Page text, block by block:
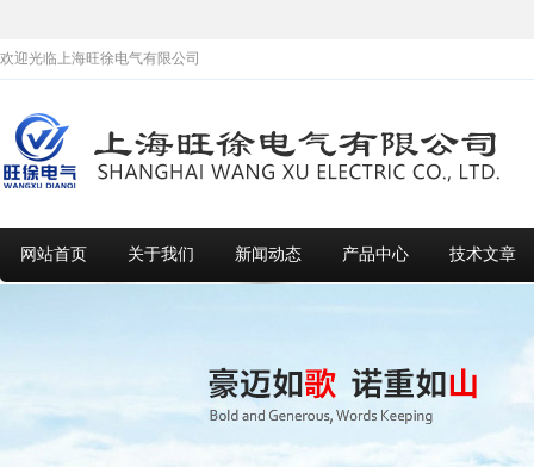
欢迎光临上海旺徐电气有限公司
网站首页 关于我们 新闻动态 产品中心 技术文章